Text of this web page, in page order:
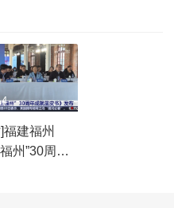
福建福州
福州”30周年